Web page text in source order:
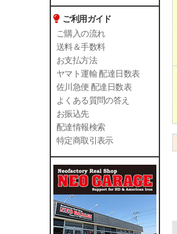
ご利用ガイド
ご購入の流れ
送料＆手数料
お支払方法
ヤマト運輸 配達日数表
佐川急便 配達日数表
よくある質問の答え
お振込先
配達情報検索
特定商取引表示